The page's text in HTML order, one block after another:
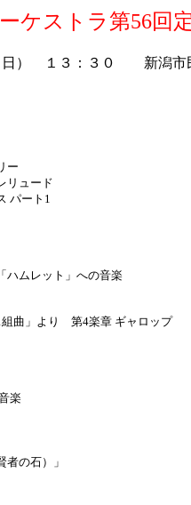
ケストラ第56回
日） １３：３０ 新潟市
ー
リュード
パート1
ハムレット」への音楽
組曲」より 第4楽章 ギャロップ
楽
の石）」